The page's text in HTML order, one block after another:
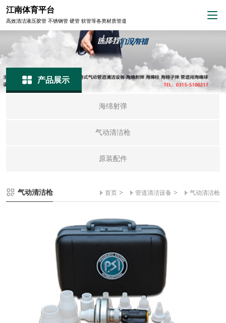
江南体育平台
高效清洁液压胶管 不锈钢管 硬管 软管等各类材质管道
产品展示
海绵射弹
气动清洁枪
原装配件
气动清洁枪 首页 > 管道清洁设备 > 气动清洁枪